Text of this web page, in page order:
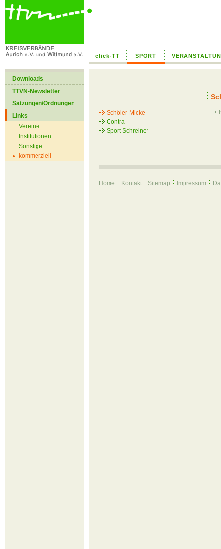
click-TT SPORT
Downloads
TTVN-Newsletter
Satzungen/Ordnungen
Links
Vereine
Institutionen
Sonstige
kommerziell
--> /home/hk29zdvdi8up/public_html/global/templates/
Schöler-Micke
Contra
Sport Schreiner
Home Kontakt Sitemap Impressum